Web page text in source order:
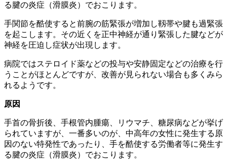
る腱の炎症（滑膜炎）でおこります。
手関節を酷使すると前腕の筋緊張が増加し靱帯や腱も過緊張
を起こします。その近くを正中神経が通り緊張した腱などが
神経を圧迫し症状が出現します。
病院ではステロイド薬などの投与や安静固定などの治療を行
うことがほとんどですが、改善が見られない場合も多くみら
れるようです。
原因
手首の骨折後、手根管内腫瘍、リウマチ、糖尿病などが挙げ
られていますが、一番多いのが、中高年の女性に発生する原
因のない特発性であったり、手を酷使する労働者等に発生す
る腱の炎症（滑膜炎）でおこります。